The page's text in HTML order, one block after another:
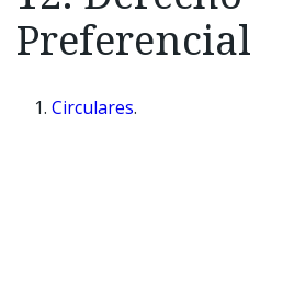
Preferencial
Circulares.